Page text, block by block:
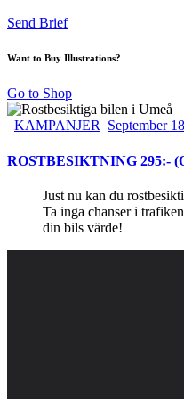
Send Brief
Want to Buy Illustrations?
Go to Shop
KAMPANJER September
ROSTBESIKTNING 295:-
Just nu kan du
Ta inga chanser i
din bils värde!